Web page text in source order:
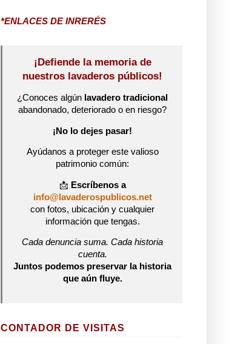
*ENLACES DE INRERÉS
¡Defiende la memoria de
nuestros lavaderos públicos!
¿Conoces algún lavadero tradicional
abandonado, deteriorado o en riesgo?
¡No lo dejes pasar!
Ayúdanos a proteger este valioso
patrimonio común:
📩 Escríbenos a
info@lavaderospublicos.net
con fotos, ubicación y cualquier
información que tengas.
Cada denuncia suma. Cada historia
cuenta.
Juntos podemos preservar la historia
que aún fluye.
CONTADOR DE VISITAS